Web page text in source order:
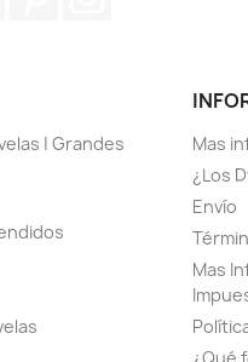
| Grandes
Mas
¿Los
Envío
Mas